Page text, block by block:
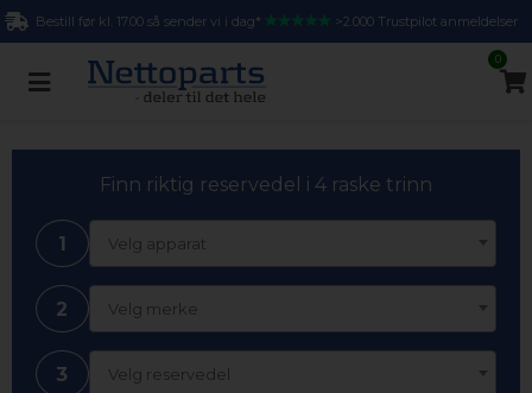
Bestill før kl. 17.00 så sender vi i dag* >2.000 Trustpilot anmeldelser
0
Finn riktig reservedel i 4 raske trinn
1 Velg apparat
2 Velg merke
3 Velg reservedel